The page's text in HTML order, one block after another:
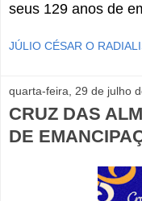
seus 129 anos de
JÚLIO CÉSAR O
quarta-feira, 29 de julho
CRUZ DAS
DE